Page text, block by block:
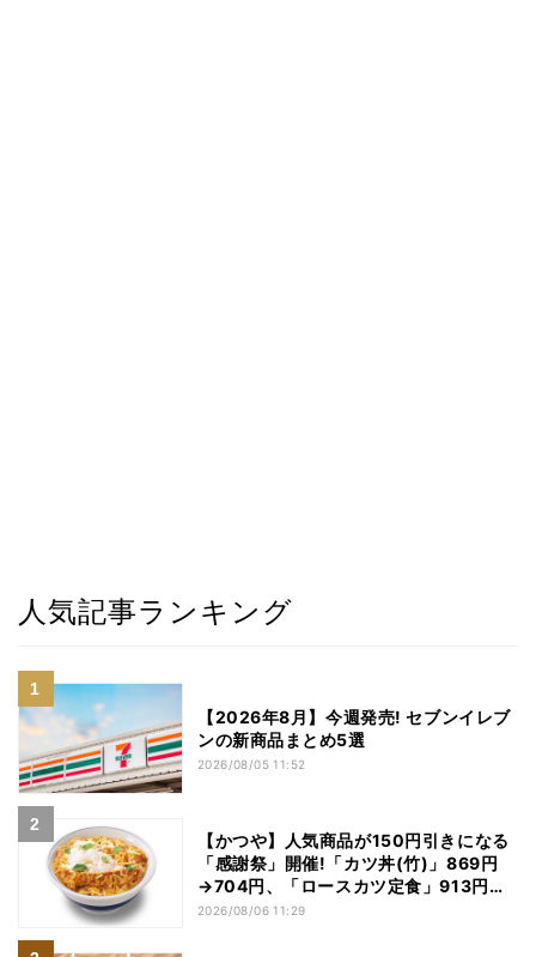
人気記事ランキング
【2026年8月】今週発売! セブンイレブ
ンの新商品まとめ5選
2026/08/05 11:52
【かつや】人気商品が150円引きになる
「感謝祭」開催!「カツ丼(竹)」869円
→704円、「ロースカツ定食」913円
→748円に - 8日間限定
2026/08/06 11:29